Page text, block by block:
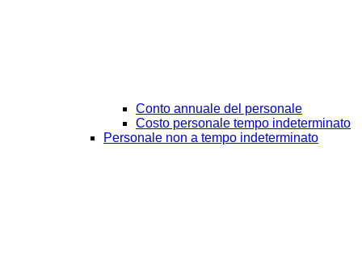
Conto annuale del personale
Costo personale tempo indeterminato
Personale non a tempo indeterminato